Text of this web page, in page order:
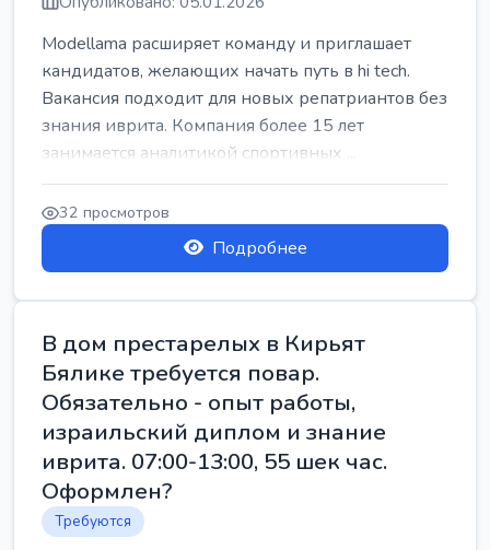
Modellama расширяет команду и приглашает
кандидатов, желающих начать путь в hi tech.
Вакансия подходит для новых репатриантов без
знания иврита. Компания более 15 лет
занимается аналитикой спортивных ...
32 просмотров
Подробнее
В дом престарелых в Кирьят
Бялике требуется повар.
Обязательно - опыт работы,
израильский диплом и знание
иврита. 07:00-13:00, 55 шек час.
Оформлен?
Требуются